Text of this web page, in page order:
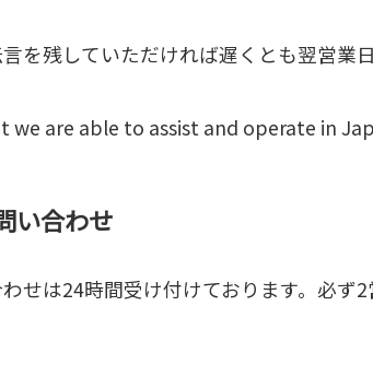
を残していただければ遅くとも翌営業
we are able to assist and operate in
い合わせ
せは24時間受け付けております。必ず